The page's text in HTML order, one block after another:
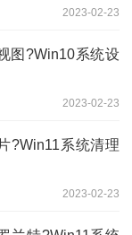
2023-02-23
图?Win10系统设
2023-02-23
?Win11系统清理
2023-02-23